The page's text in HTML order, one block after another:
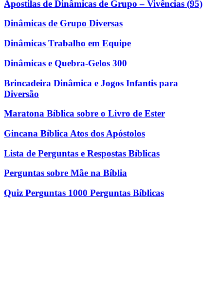
Apostilas de Dinâmicas de Grupo – Vivências (95)
Dinâmicas de Grupo Diversas
Dinâmicas Trabalho em Equipe
Dinâmicas e Quebra-Gelos 300
Brincadeira Dinâmica e Jogos Infantis para
Diversão
Maratona Bíblica sobre o Livro de Ester
Gincana Bíblica Atos dos Apóstolos
Lista de Perguntas e Respostas Bíblicas
Perguntas sobre Mãe na Bíblia
Quiz Perguntas 1000 Perguntas Bíblicas